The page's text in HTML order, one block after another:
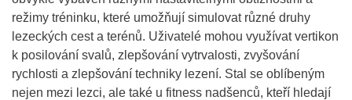
režimy tréninku, které umožňují simulovat různé druhy
lezeckých cest a terénů. Uživatelé mohou využívat vertikon
k posilování svalů, zlepšování vytrvalosti, zvyšování
rychlosti a zlepšování techniky lezení. Stal se oblíbeným
nejen mezi lezci, ale také u fitness nadšenců, kteří hledají